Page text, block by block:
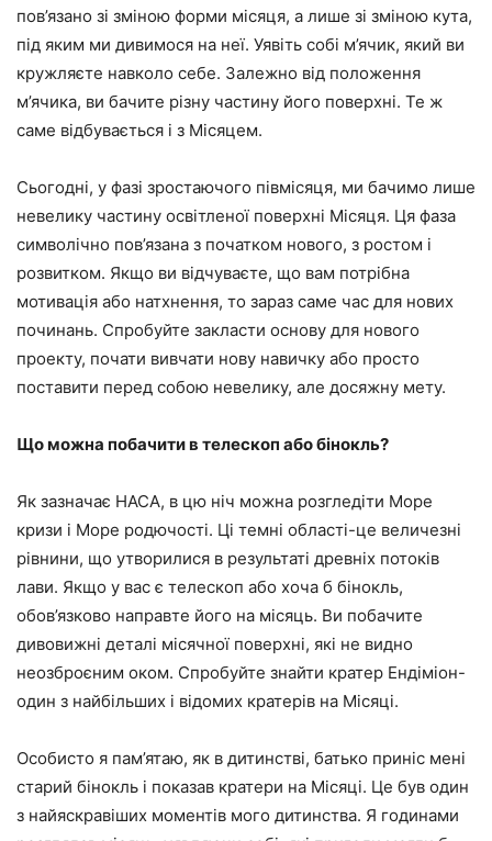
пов’язано зі зміною форми місяця, а лише зі зміною кута,
під яким ми дивимося на неї. Уявіть собі м’ячик, який ви
кружляєте навколо себе. Залежно від положення
м’ячика, ви бачите різну частину його поверхні. Те ж
саме відбувається і з Місяцем.
Сьогодні, у фазі зростаючого півмісяця, ми бачимо лише
невелику частину освітленої поверхні Місяця. Ця фаза
символічно пов’язана з початком нового, з ростом і
розвитком. Якщо ви відчуваєте, що вам потрібна
мотивація або натхнення, то зараз саме час для нових
починань. Спробуйте закласти основу для нового
проекту, почати вивчати нову навичку або просто
поставити перед собою невелику, але досяжну мету.
Що можна побачити в телескоп або бінокль?
Як зазначає НАСА, в цю ніч можна розгледіти Море
кризи і Море родючості. Ці темні області-це величезні
рівнини, що утворилися в результаті древніх потоків
лави. Якщо у вас є телескоп або хоча б бінокль,
обов’язково направте його на місяць. Ви побачите
дивовижні деталі місячної поверхні, які не видно
неозброєним оком. Спробуйте знайти кратер Ендіміон-
один з найбільших і відомих кратерів на Місяці.
Особисто я пам’ятаю, як в дитинстві, батько приніс мені
старий бінокль і показав кратери на Місяці. Це був один
з найяскравіших моментів мого дитинства. Я годинами